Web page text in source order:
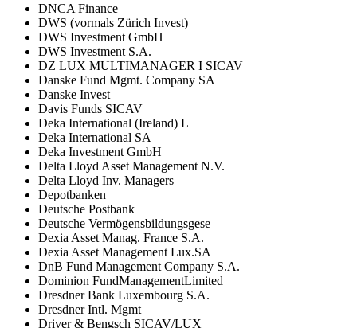
DNCA Finance
DWS (vormals Zürich Invest)
DWS Investment GmbH
DWS Investment S.A.
DZ LUX MULTIMANAGER I SICAV
Danske Fund Mgmt. Company SA
Danske Invest
Davis Funds SICAV
Deka International (Ireland) L
Deka International SA
Deka Investment GmbH
Delta Lloyd Asset Management N.V.
Delta Lloyd Inv. Managers
Depotbanken
Deutsche Postbank
Deutsche Vermögensbildungsgese
Dexia Asset Manag. France S.A.
Dexia Asset Management Lux.SA
DnB Fund Management Company S.A.
Dominion FundManagementLimited
Dresdner Bank Luxembourg S.A.
Dresdner Intl. Mgmt
Driver & Bengsch SICAV/LUX